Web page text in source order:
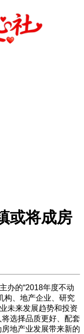
或将成房
办的“2018年度不动
构、地产企业、研究
未来发展趋势和投资
选择品质更好、配套
地产业发展带来新的